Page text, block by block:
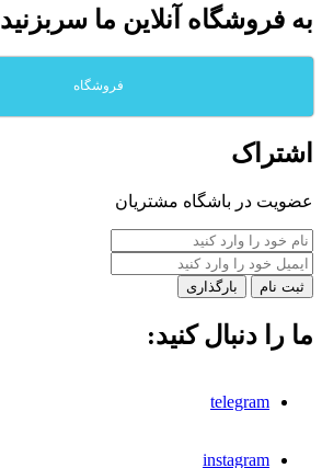
به فروشگاه آنلاين ما سربزنيد
فروشگاه
اشتراک
عضویت در باشگاه مشتریان
بارگذاری
ما را دنبال کنید:
telegram
instagram